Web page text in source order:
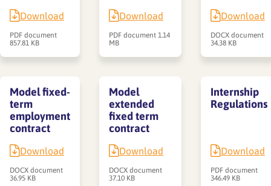
Download
PDF document
857.81 KB
Download
PDF document 1.14
MB
Download
DOCX document
34.38 KB
Model fixed-
term
employment
contract
Download
DOCX document
36.95 KB
Model
extended
fixed term
contract
Download
DOCX document
37.10 KB
Internship
Regulations
Download
PDF document
346.49 KB